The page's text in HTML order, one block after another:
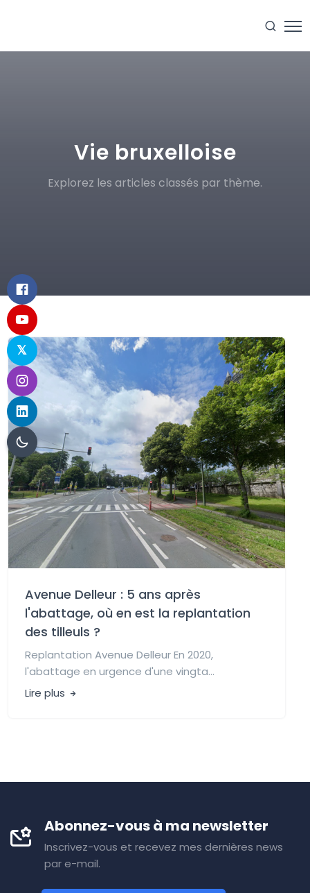
Vie bruxelloise
Explorez les articles classés par thème.
Avenue Delleur : 5 ans après
l'abattage, où en est la replantation
des tilleuls ?
Replantation Avenue Delleur En 2020,
l'abattage en urgence d'une vingta...
Lire plus
Abonnez-vous à ma newsletter
Inscrivez-vous et recevez mes dernières news
par e-mail.